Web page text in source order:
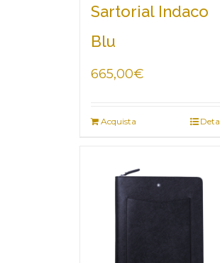
Sartorial Indaco
Blu
665,00€
Acquista